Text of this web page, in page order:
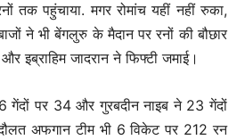
तक पहुंचाया. मगर रोमांच यहीं नहीं रुका,
ने भी बेंगलुरु के मैदान पर रनों की बौछार
इब्राहिम जादरान ने फिफ्टी जमाई।
गेंदों पर 34 और गुरबदीन नाइब ने 23 गेंदों
अफगान टीम भी 6 विकेट पर 212 रन